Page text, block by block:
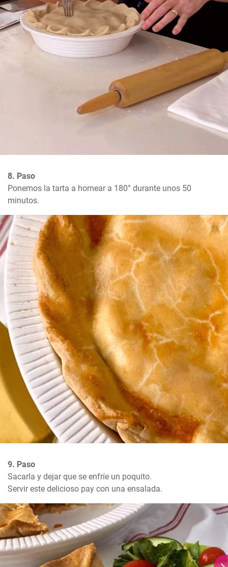
8. Paso
Ponemos la tarta a hornear a 180° durante unos 50
minutos.
9. Paso
Sacarla y dejar que se enfríe un poquito.
Servir este delicioso pay con una ensalada.